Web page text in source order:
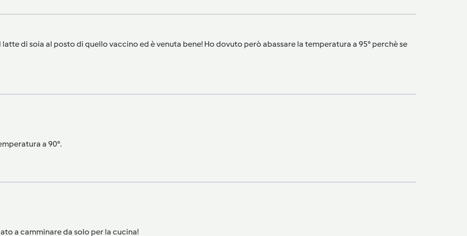
di soia al posto di quello vaccino ed è venuta bene! Ho dovuto però abassare la temperatura a 95° perchè se
a 90°.
a camminare da solo per la cucina!